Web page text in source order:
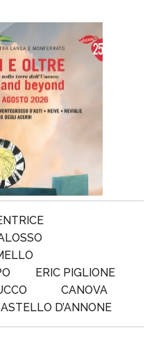
ERIC PIGLIONE
CANOVA
D’ANNONE